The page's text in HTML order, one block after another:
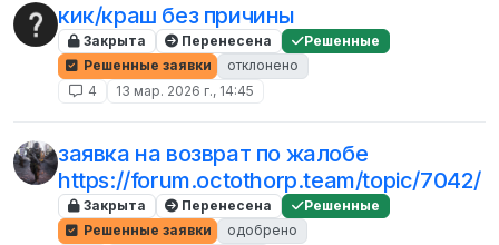
кик/краш без причины
Закрыта Перенесена
Решенные
Решенные заявки
отклонено
4
13 мар. 2026 г., 14:45
заявка на возврат по жалобе
https://forum.octothorp.team/topic/7042/
Закрыта Перенесена
Решенные
Решенные заявки
одобрено